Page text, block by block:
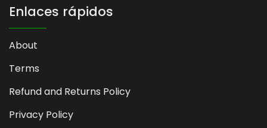
Enlaces rápidos
About
Terms
Refund and Returns Policy
Privacy Policy